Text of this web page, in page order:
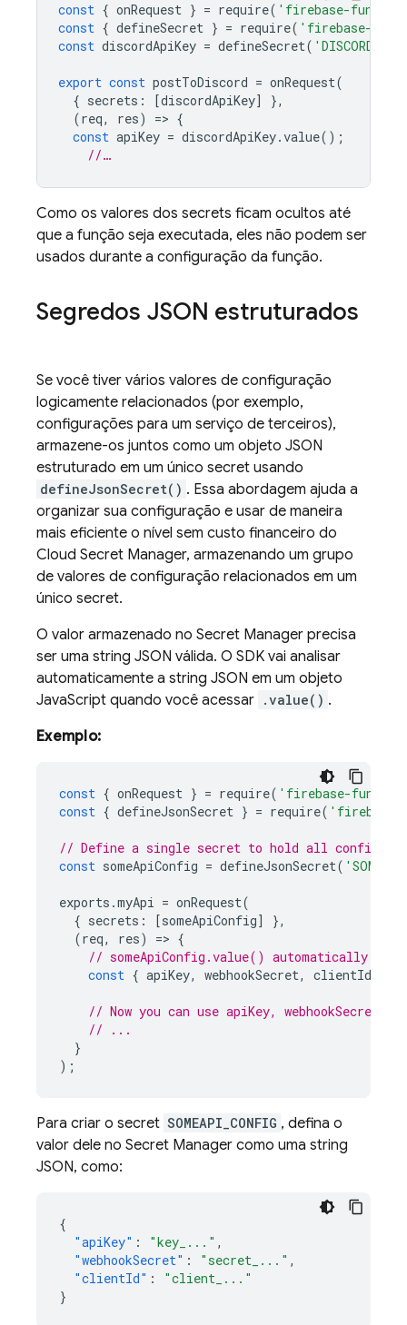
const { onRequest } = require( 'firebase-
const { defineSecret } = require( 'firebase-
const discordApiKey = defineSecret(
export const postToDiscord = onRequest(
{ secrets : [discordApiKey]
},
(req, res) => {
const apiKey = discordApiKey.value();
//…
Como os valores dos secrets ficam ocultos até
que a função seja executada, eles não podem ser
usados durante a configuração da função.
Segredos JSON estruturados
Se você tiver vários valores de configuração
logicamente relacionados (por exemplo,
configurações para um serviço de terceiros),
armazene-os juntos como um objeto JSON
estruturado em um único secret usando
defineJsonSecret() . Essa abordagem ajuda a
organizar sua configuração e usar de maneira
mais eficiente o nível sem custo financeiro do
Cloud Secret Manager, armazenando um grupo
de valores de configuração relacionados em um
único secret.
O valor armazenado no Secret Manager precisa
ser uma string JSON válida. O SDK vai analisar
automaticamente a string JSON em um objeto
JavaScript quando você acessar .value() .
Exemplo:
const { onRequest } = require( 'firebase-
const { defineJsonSecret } = require( 'firebase-
// Define a single secret to hold all
const someApiConfig = defineJsonSecret(
exports .myApi = onRequest(
{ secrets : [someApiConfig]
},
(req, res) => {
// someApiConfig.value() automatically
const { apiKey, webhookSecret, clientId
// Now you can use apiKey, webhookSecret,
// ...
}
);
Para criar o secret SOMEAPI_CONFIG , defina o
valor dele no Secret Manager como uma string
JSON, como:
{
"apiKey" : "key_..." ,
"webhookSecret" : "secret_..." ,
"clientId" :
"client_..."
}